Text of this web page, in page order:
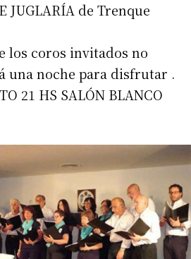
JUGLARÍA de Trenque
los coros invitados no
una noche para disfrutar .
21 HS SALÓN BLANCO